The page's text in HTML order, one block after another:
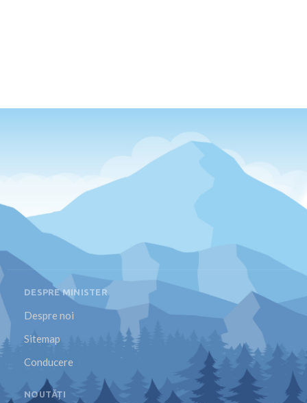
DESPRE MINISTER
Despre noi
Sitemap
Conducere
NOUTĂȚI